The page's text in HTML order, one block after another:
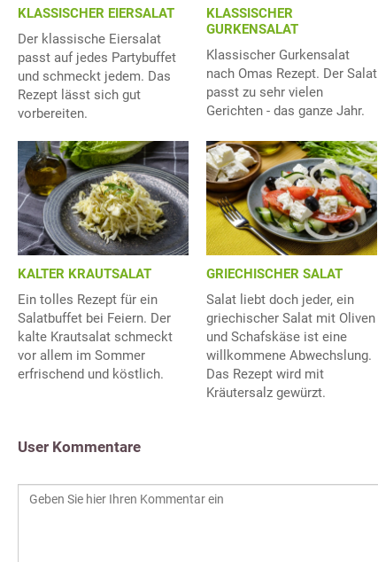
KLASSISCHER EIERSALAT
Der klassische Eiersalat
passt auf jedes Partybuffet
und schmeckt jedem. Das
Rezept lässt sich gut
vorbereiten.
KLASSISCHER
GURKENSALAT
Klassischer Gurkensalat
nach Omas Rezept. Der Salat
passt zu sehr vielen
Gerichten - das ganze Jahr.
KALTER KRAUTSALAT
Ein tolles Rezept für ein
Salatbuffet bei Feiern. Der
kalte Krautsalat schmeckt
vor allem im Sommer
erfrischend und köstlich.
GRIECHISCHER SALAT
Salat liebt doch jeder, ein
griechischer Salat mit Oliven
und Schafskäse ist eine
willkommene Abwechslung.
Das Rezept wird mit
Kräutersalz gewürzt.
User Kommentare